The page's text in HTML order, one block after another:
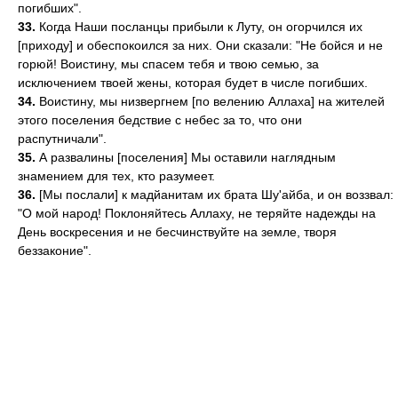
погибших".
33. Когда Наши посланцы прибыли к Луту, он огорчился их
[приходу] и обеспокоился за них. Они сказали: "Не бойся и не
горюй! Воистину, мы спасем тебя и твою семью, за
исключением твоей жены, которая будет в числе погибших.
34. Воистину, мы низвергнем [по велению Аллаха] на жителей
этого поселения бедствие с небес за то, что они
распутничали".
35. А развалины [поселения] Мы оставили наглядным
знамением для тех, кто разумеет.
36. [Мы послали] к мадйанитам их брата Шу'айба, и он воззвал:
"О мой народ! Поклоняйтесь Аллаху, не теряйте надежды на
День воскресения и не бесчинствуйте на земле, творя
беззаконие".